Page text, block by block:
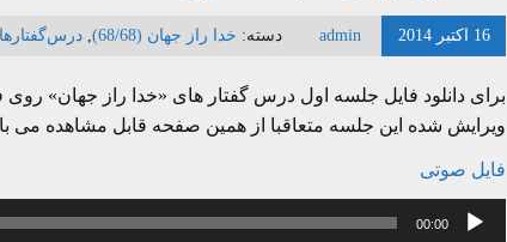
16 اکتبر 2014 admin دسته: خدا راز جهان (68/68) ,درس‌گفتارها
برای دانلود فایل جلسه اول درس گفتار های «خدا راز جهان»
ویرایش شده این جلسه متعاقبا از همین صفحه قابل مشاهده می
فایل صوتی
پخش‌کننده
00:00